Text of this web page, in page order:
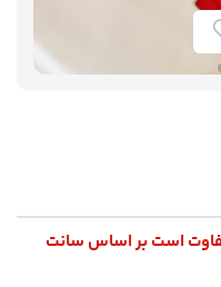
است بر اساس سانت